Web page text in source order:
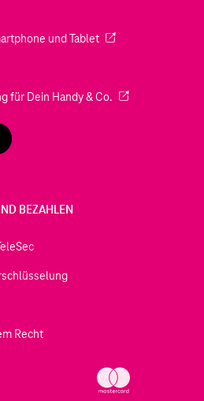
in einem neuen Tab geöffnet)
und Tablet(Wird in einem
einem neuen Tab geöffnet)
für Dein Handy & Co. (Wird in einem
BEZAHLEN
Recht